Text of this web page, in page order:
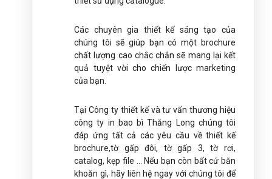
Các chuyên gia thiết kế sáng tạo của
chúng tôi sẽ giúp bạn có một brochure
chất lượng cao chắc chắn sẽ mang lại kết
quả tuyệt vời cho chiến lược marketing
của bạn.
Tại Công ty thiết kế và tư vấn thương hiệu
công ty in bao bì Thăng Long chúng tôi
đáp ứng tất cả các yêu cầu về thiết kế
brochure,tờ gấp đôi, tờ gấp 3, tờ rơi,
catalog, kẹp file … Nếu bạn còn bất cứ băn
khoăn gì, hãy liên hệ ngay với chúng tôi để